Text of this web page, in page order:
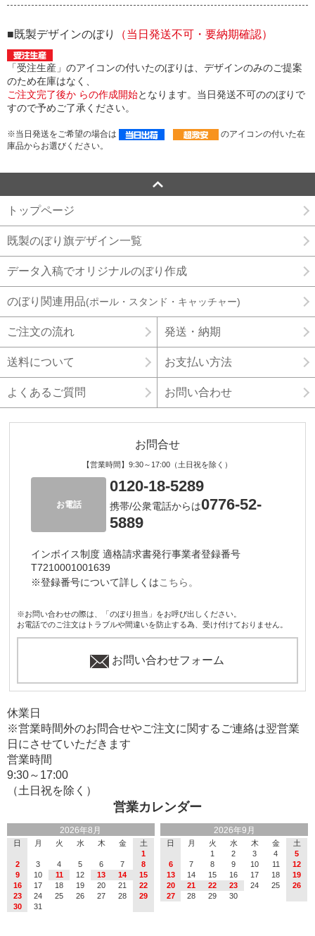
■既製デザインのぼり （当日発送不可・要納期確認）
「受注生産」のアイコンの付いたのぼりは、デザインのみのご提案
のため在庫はなく、
ご注文完了後か らの作成開始となります。当日発送不可ののぼりで
すので予めご了承ください。
※当日発送をご希望の場合は
のアイコンの付いた在
庫品からお選びください。
トップページ
既製のぼり旗デザイン一覧
データ入稿でオリジナルのぼり作成
のぼり関連用品(ポール・スタンド・キャッチャー)
ご注文の流れ 発送・納期
送料について お支払い方法
よくあるご質問 お問い合わせ
お問合せ
【営業時間】9:30～17:00（土日祝を除く）
お電話
0120-18-5289
携帯/公衆電話からは0776-52-
5889
インボイス制度 適格請求書発行事業者登録番号
T7210001001639
※登録番号について詳しくはこちら。
※お問い合わせの際は、「のぼり担当」をお呼び出しください。
お電話でのご注文はトラブルや間違いを防止する為、受け付けておりません。
お問い合わせフォーム
営業カレンダー
2026年8月
日 月 火 水 木 金
土
1
2
3 4 5 6 7
8
9
10 11 12 13 14
15
16
17 18 19 20 21
22
23
24 25 26 27 28
29
30
31
2026年9月
日 月 火 水 木 金
土
1
2 3 4
5
6
7 8 9 10 11
12
13
14 15 16 17 18
19
20
21 22 23 24 25
26
27
28 29 30
休業日
※営業時間外のお問合せやご注文に関するご連絡は翌営業
日にさせていただきます
営業時間
9:30～17:00
（土日祝を除く）